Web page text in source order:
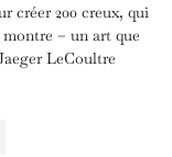
créer 200 creux, qui
– un art que
LeCoultre